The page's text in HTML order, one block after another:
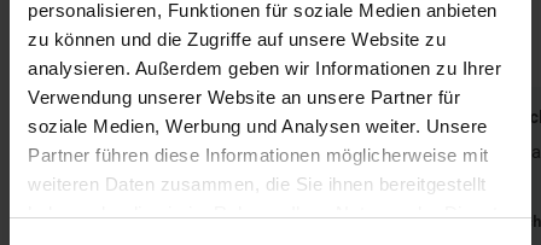
personalisieren, Funktionen für soziale Medien anbieten
zu können und die Zugriffe auf unsere Website zu
analysieren. Außerdem geben wir Informationen zu Ihrer
Verwendung unserer Website an unsere Partner für
soziale Medien, Werbung und Analysen weiter. Unsere
Partner führen diese Informationen möglicherweise mit
weiteren Daten zusammen, die Sie ihnen bereitgestellt
haben oder die sie im Rahmen Ihrer Nutzung der Dienste
Haus
4,6
Grundstück
4,8
Bereich
Gast aus Deutschland
Juni 2026
Windgeschützt gelegen, mit schöner
Sitzmöglichkeit draußen
Deutschland
Thomas
Es war
tolles Haus